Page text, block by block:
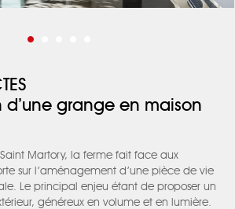
d’une grange en maison
Martory, la ferme fait face aux
sur l’aménagement d’une pièce de vie
Le principal enjeu étant de proposer un
généreux en volume et en lumière.